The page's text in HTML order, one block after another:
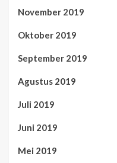
November 2019
Oktober 2019
September 2019
Agustus 2019
Juli 2019
Juni 2019
Mei 2019